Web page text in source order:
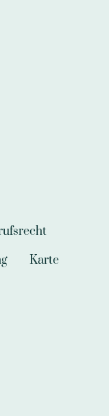
Karte